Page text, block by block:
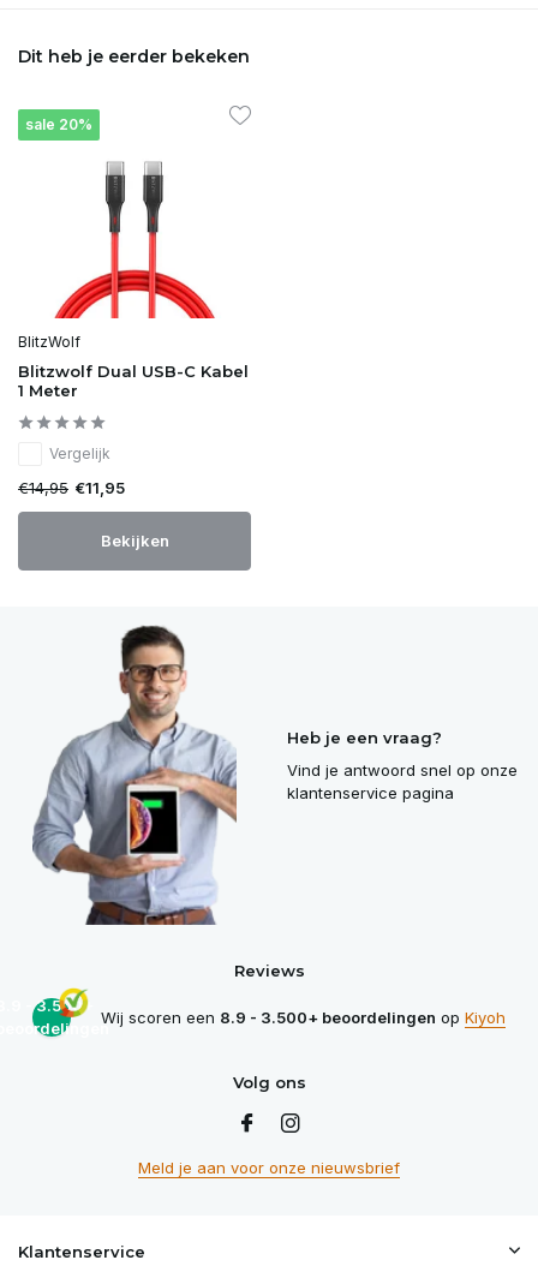
Dit heb je eerder bekeken
sale 20%
BlitzWolf
Blitzwolf Dual USB-C Kabel
1 Meter
Vergelijk
€14,95 €11,95
Bekijken
Heb je een vraag?
Vind je antwoord snel op onze
klantenservice pagina
Reviews
- 3.500+
Wij scoren een 8.9 - 3.500+ beoordelingen op Kiyoh
Volg ons
Meld je aan voor onze nieuwsbrief
Klantenservice